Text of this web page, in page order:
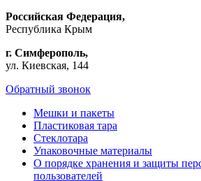
Российская Федерация,
Республика Крым
г. Симферополь,
ул. Киевская, 144
Обратный звонок
Мешки и пакеты
Пластиковая тара
Стеклотара
Упаковочные материалы
О порядке хранения и защиты
пользователей